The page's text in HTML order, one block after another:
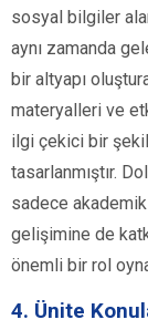
sosyal bilgiler
aynı zamanda
bir altyapı
materyalleri ve
ilgi çekici bir
tasarlanmıştır.
sadece
gelişimine de
önemli bir rol
4. Ünite